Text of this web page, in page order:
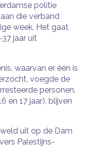
politie
die verband
week. Het gaat
jaar uit
waarvan er één is
voegde de
personen,
en 17 jaar), blijven
uit op de Dam
Palestijns-